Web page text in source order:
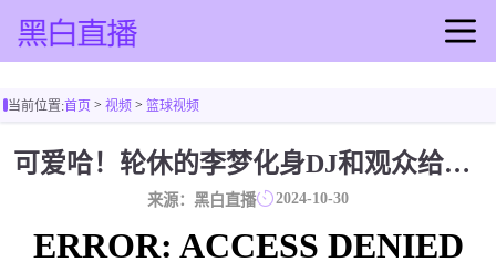
足球直播
篮球直播
足球录像
足球集锦
当前位置:首页> 视频> 篮球视频
可爱哈！轮休的李梦化身DJ和观众给队友助威（李梦表演视频）
来源：黑白直播 2024-10-30